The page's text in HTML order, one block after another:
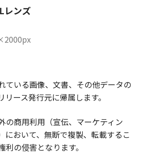
レンズ
ている画像、文書、その他データの
ース発行元に帰属します。
の商用利用（宣伝、マーケティン
において、無断で複製、転載するこ
利の侵害となります。